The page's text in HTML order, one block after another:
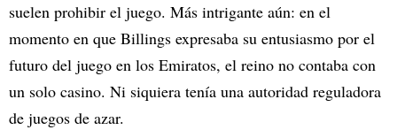
suelen prohibir el juego. Más intrigante aún: en el
momento en que Billings expresaba su entusiasmo por el
futuro del juego en los Emiratos, el reino no contaba con
un solo casino. Ni siquiera tenía una autoridad reguladora
de juegos de azar.